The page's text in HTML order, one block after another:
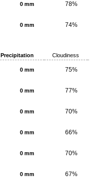
0 mm 78%
0 mm 74%
Precipitation Cloudiness
0 mm 75%
0 mm 77%
0 mm 70%
0 mm 66%
0 mm 70%
0 mm 67%